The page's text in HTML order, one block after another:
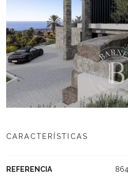
CARACTERÍSTICAS
REFERENCIA